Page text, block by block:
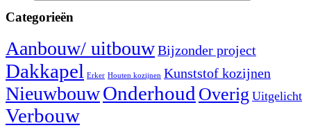
Categorieën
Aanbouw/ uitbouwBijzonder project
Dakkapel Erker Houten kozijnen Kunststof kozijnen
NieuwbouwOnderhoud Overig Uitgelicht
Verbouw